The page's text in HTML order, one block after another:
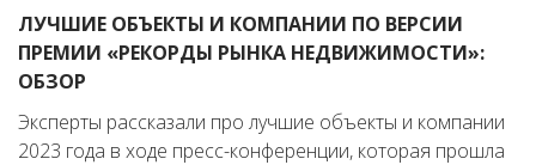
ЛУЧШИЕ ОБЪЕКТЫ И КОМПАНИИ ПО ВЕРСИИ
ПРЕМИИ «РЕКОРДЫ РЫНКА НЕДВИЖИМОСТИ»:
ОБЗОР
Эксперты рассказали про лучшие объекты и компании
2023 года в ходе пресс-конференции, которая прошла